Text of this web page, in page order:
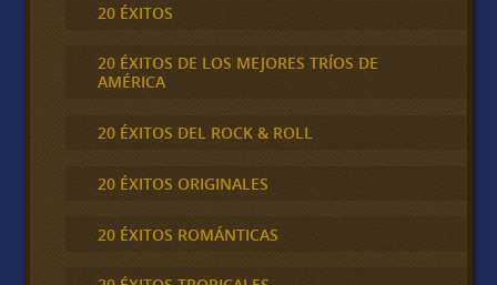
20 ÉXITOS
20 ÉXITOS DE LOS MEJORES TRÍOS DE
AMÉRICA
20 ÉXITOS DEL ROCK & ROLL
20 ÉXITOS ORIGINALES
20 ÉXITOS ROMÁNTICAS